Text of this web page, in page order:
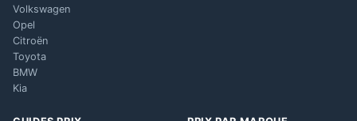
Volkswagen
Opel
Citroën
Toyota
BMW
Kia